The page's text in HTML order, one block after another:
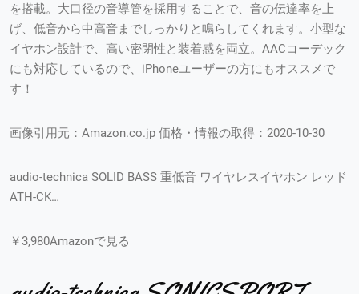
を搭載。大口径の音導管を採用することで、音の伝達率を上
げ、低音から中高音までしっかりと鳴らしてくれます。小型な
イヤホン設計で、高い密閉性と装着感を両立。AACコーデック
にも対応しているので、iPhoneユーザーの方にもオススメで
す！
画像引用元：Amazon.co.jp 価格・情報の取得：2020-10-30
audio-technica SOLID BASS 重低音 ワイヤレスイヤホン レッド
ATH-CK…
￥3,980Amazonで見る